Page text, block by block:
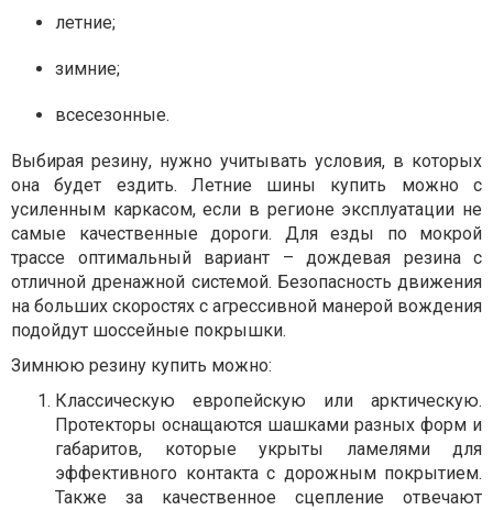
летние;
зимние;
всесезонные.
Выбирая резину, нужно учитывать условия, в которых
она будет ездить. Летние шины купить можно с
усиленным каркасом, если в регионе эксплуатации не
самые качественные дороги. Для езды по мокрой
трассе оптимальный вариант – дождевая резина с
отличной дренажной системой. Безопасность движения
на больших скоростях с агрессивной манерой вождения
подойдут шоссейные покрышки.
Зимнюю резину купить можно:
Классическую европейскую или арктическую.
Протекторы оснащаются шашками разных форм и
габаритов, которые укрыты ламелями для
эффективного контакта с дорожным покрытием.
Также за качественное сцепление отвечают